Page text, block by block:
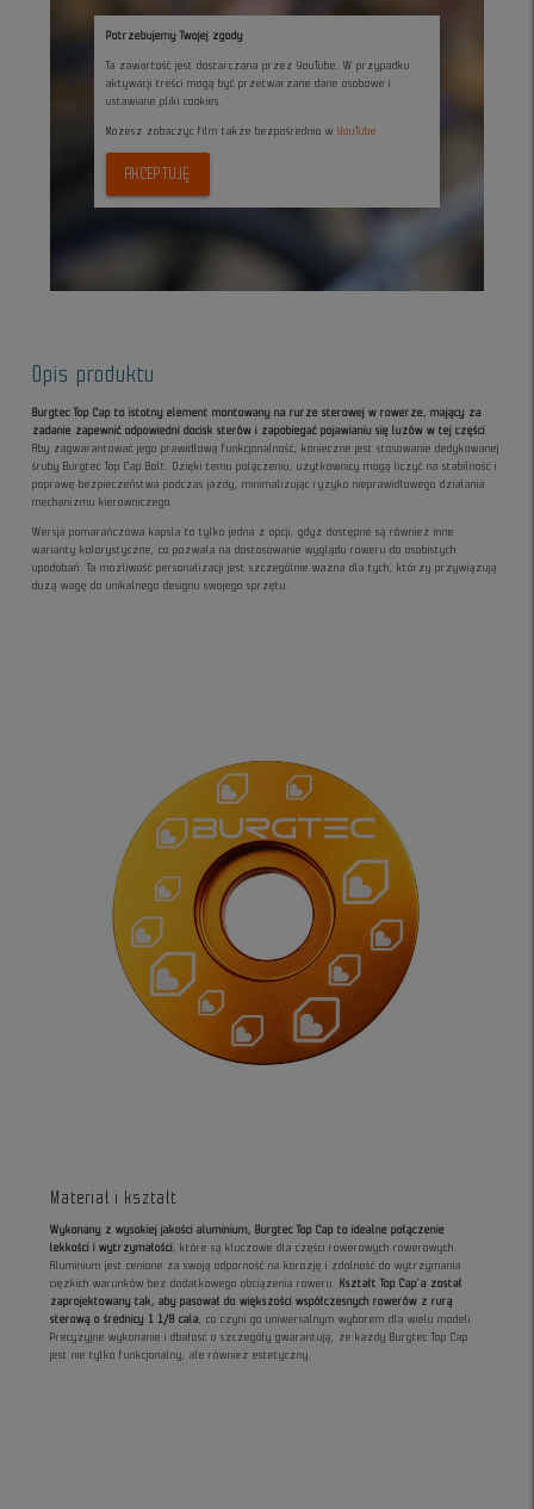
Potrzebujemy Twojej zgody
Ta zawartość jest dostarczana przez YouTube. W przypadku
aktywacji treści mogą być przetwarzane dane osobowe i
ustawiane pliki cookies.
Możesz zobaczyc film także bezpośrednio w YouTube
AKCEPTUJĘ
Opis produktu
Burgtec Top Cap to istotny element montowany na rurze sterowej w rowerze, mający za
zadanie zapewnić odpowiedni docisk sterów i zapobiegać pojawianiu się luzów w tej części
Aby zagwarantować jego prawidłową funkcjonalność, konieczne jest stosowanie dedykowanej
śruby Burgtec Top Cap Bolt. Dzięki temu połączeniu, użytkownicy mogą liczyć na stabilność i
poprawę bezpieczeństwa podczas jazdy, minimalizując ryzyko nieprawidłowego działania
mechanizmu kierowniczego.
Wersja pomarańczowa kapsla to tylko jedna z opcji, gdyż dostępne są również inne
warianty kolorystyczne, co pozwala na dostosowanie wyglądu roweru do osobistych
upodobań. Ta możliwość personalizacji jest szczególnie ważna dla tych, którzy przywiązują
dużą wagę do unikalnego designu swojego sprzętu.
Materiał i kształt
Wykonany z wysokiej jakości aluminium, Burgtec Top Cap to idealne połączenie
lekkości i wytrzymałości
, które są kluczowe dla części rowerowych rowerowych.
Aluminium jest cenione za swoją odporność na korozję i zdolność do wytrzymania
ciężkich warunków bez dodatkowego obciążenia roweru. Kształt Top Cap'a został
zaprojektowany tak, aby pasował do większości współczesnych rowerów z rurą
sterową o średnicy 1 1/8 cala
, co czyni go uniwersalnym wyborem dla wielu modeli.
Precyzyjne wykonanie i dbałość o szczegóły gwarantują, że każdy Burgtec Top Cap
jest nie tylko funkcjonalny, ale również estetyczny.